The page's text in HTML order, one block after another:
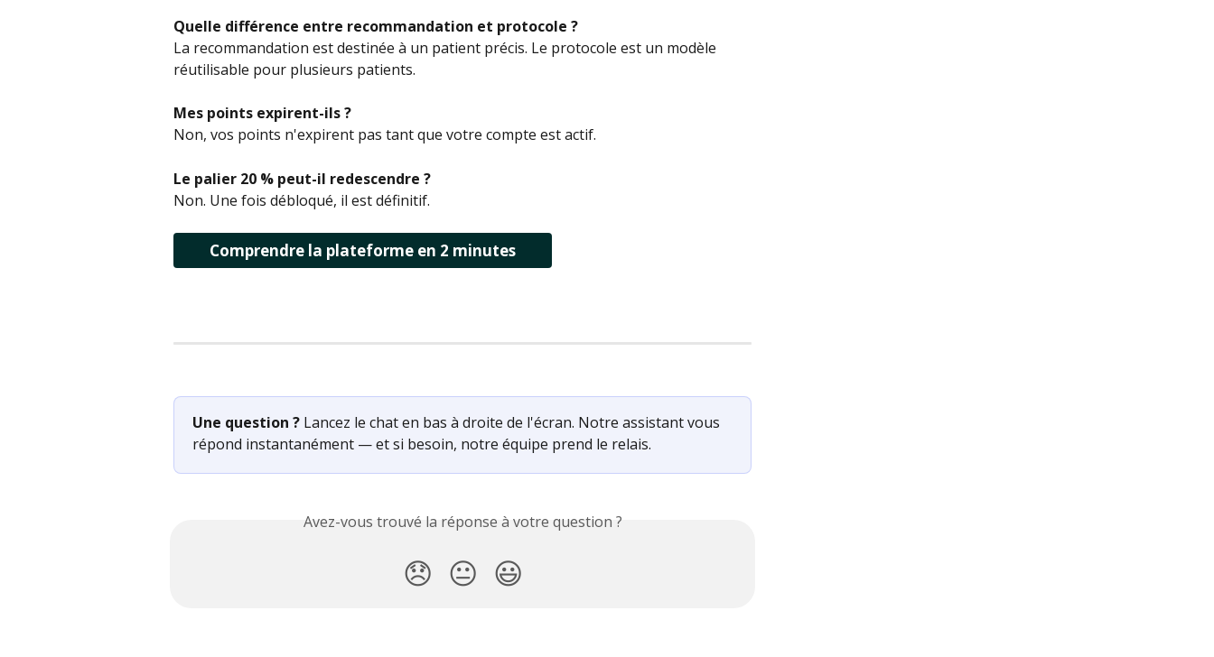
Quelle différence entre recommandation et protocole ?
La recommandation est destinée à un patient précis. Le protocole est un modèle
réutilisable pour plusieurs patients.
Mes points expirent-ils ?
Non, vos points n'expirent pas tant que votre compte est actif.
Le palier 20 % peut-il redescendre ?
Non. Une fois débloqué, il est définitif.
Comprendre la plateforme en 2 minutes
Une question ? Lancez le chat en bas à droite de l'écran. Notre assistant vous
répond instantanément — et si besoin, notre équipe prend le relais.
Avez-vous trouvé la réponse à votre question ?
😞 😐 😃